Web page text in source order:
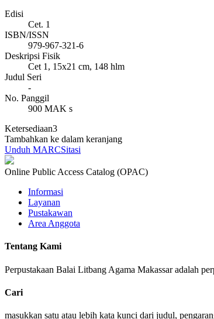
Edisi
Cet. 1
ISBN/ISSN
979-967-321-6
Deskripsi Fisik
Cet 1, 15x21 cm, 148 hlm
Judul Seri
-
No. Panggil
900 MAK s
Ketersediaan3
Tambahkan ke dalam keranjang
Unduh MARCSitasi
Online Public Access Catalog (OPAC)
Informasi
Layanan
Pustakawan
Area Anggota
Tentang Kami
Perpustakaan Balai Litbang Agama Makassar adalah
Cari
masukkan satu atau lebih kata kunci dari judul,